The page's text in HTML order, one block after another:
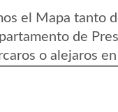
el Mapa tanto
de
o alejaros